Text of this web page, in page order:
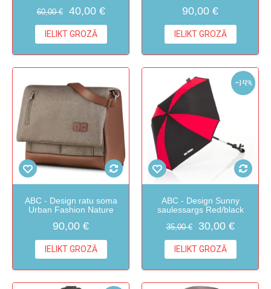
60,00 € 40,00 €
IELIKT GROZĀ
90,00 €
IELIKT GROZĀ
ABC - Design ratu soma
Urban Fashion Nature
90,00 €
IELIKT GROZĀ
-14%
ABC - Design Sunny
saulessargs Red/black
35,00 € 30,00 €
IELIKT GROZĀ